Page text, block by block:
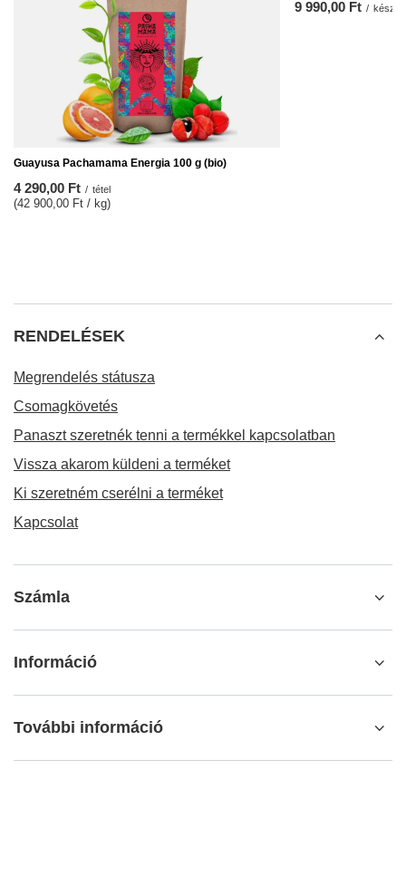
Guayusa Pachamama Energia 100 g (bio)
4 290,00 Ft / tétel
(42 900,00 Ft / kg)
9 990,00 Ft / készlet
RENDELÉSEK
Megrendelés státusza
Csomagkövetés
Panaszt szeretnék tenni a termékkel kapcsolatban
Vissza akarom küldeni a terméket
Ki szeretném cserélni a terméket
Kapcsolat
Számla
Információ
További információ